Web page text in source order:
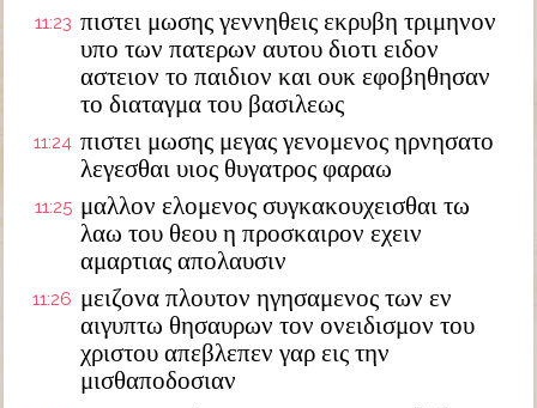
11:23 πιστει μωσης γεννηθεις εκρυβη τριμηνον
υπο των πατερων αυτου διοτι ειδον
αστειον το παιδιον και ουκ εφοβηθησαν
το διαταγμα του βασιλεως
11:24 πιστει μωσης μεγας γενομενος ηρνησατο
λεγεσθαι υιος θυγατρος φαραω
11:25 μαλλον ελομενος συγκακουχεισθαι τω
λαω του θεου η προσκαιρον εχειν
αμαρτιας απολαυσιν
11:26 μειζονα πλουτον ηγησαμενος των εν
αιγυπτω θησαυρων τον ονειδισμον του
χριστου απεβλεπεν γαρ εις την
μισθαποδοσιαν